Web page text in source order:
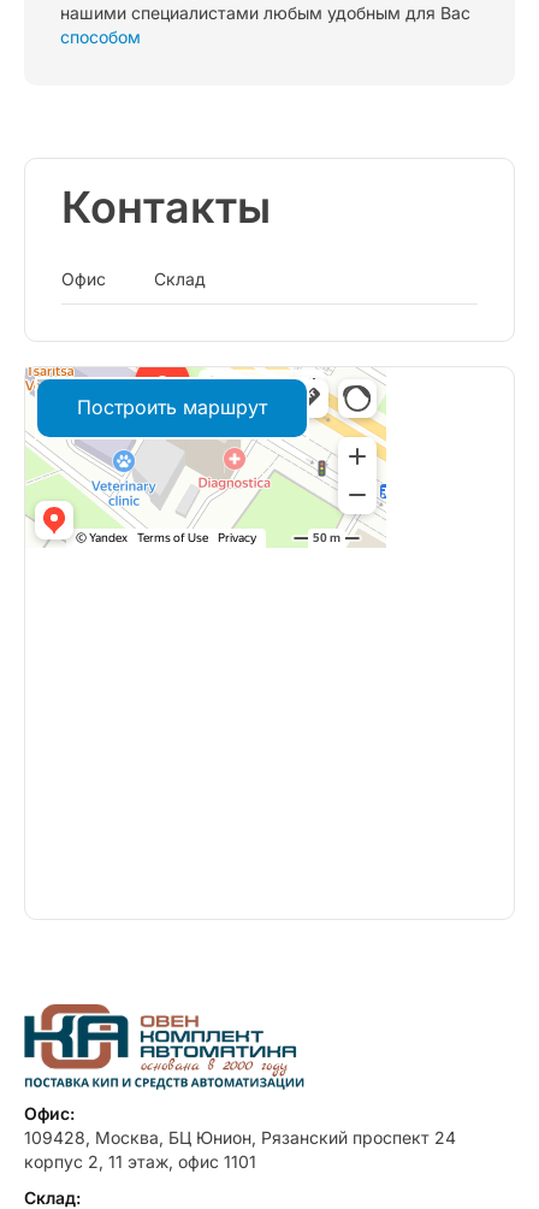
нашими специалистами любым удобным для Вас
способом
Контакты
Офис Склад
Построить маршрут
Офис:
109428, Москва, БЦ Юнион, Рязанский проспект 24
корпус 2, 11 этаж, офис 1101
Склад: